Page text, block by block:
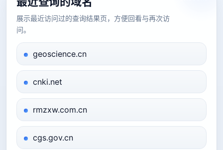
展示最近访问过的查询结果页，方便回看与再次访
问。
geoscience.cn
cnki.net
rmzxw.com.cn
cgs.gov.cn